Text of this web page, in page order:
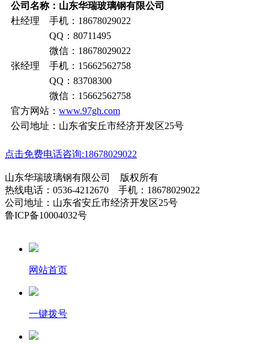
公司名称：山东华瑞玻璃钢有限公司
杜经理 手机：18678029022
QQ：80711495
微信：18678029022
张经理 手机：15662562758
QQ：83708300
微信：15662562758
官方网站： www.97gh.com
公司地址：山东省安丘市经济开发区25号
点击免费电话咨询:18678029022
山东华瑞玻璃钢有限公司 版权所有
热线电话：0536-4212670 手机：18678029022
公司地址：山东省安丘市经济开发区25号
鲁ICP备10004032号
网站首页
一键拨号